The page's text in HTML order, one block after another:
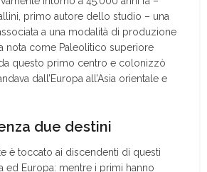
primo autore dello studio – una
a una modalità di produzione
nota come Paleolitico superiore
questo primo centro e colonizzò
dall’Europa all’Asia orientale e
due destini
è toccato ai discendenti di questi
ed Europa: mentre i primi hanno